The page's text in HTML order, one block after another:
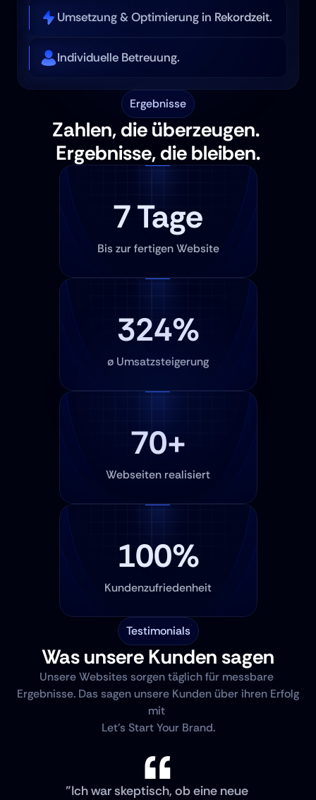
Umsetzung & Optimierung in Rekordzeit.
Individuelle Betreuung.
7 Tage
Bis zur fertigen Website
324%
ø Umsatzsteigerung
70+
Webseiten realisiert
100%
Kundenzufriedenheit
Ergebnisse
Zahlen, die überzeugen.
Ergebnisse, die bleiben.
Testimonials
Was unsere Kunden sagen
Unsere Websites sorgen täglich für messbare
Ergebnisse. Das sagen unsere Kunden über ihren Erfolg
mit
Let's Start Your Brand.
"Ich war skeptisch, ob eine neue